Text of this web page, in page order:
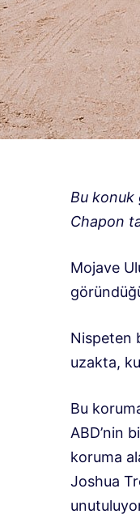
Bu
Chapon
Mojave
Nispeten
uzakta,
Bu
ABD’nin
koruma
Joshua